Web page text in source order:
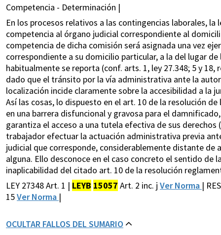
Competencia - Determinación |
En los procesos relativos a las contingencias laborales,
competencia al órgano judicial correspondiente al
competencia de dicha comisión será asignada una vez
correspondiente a su domicilio particular, a la del lugar
habitualmente se reporta (conf. arts. 1, ley 27.348; 5 y 18,
dado que el tránsito por la vía administrativa ante la
localización incide claramente sobre la accesibilidad a
Así las cosas, lo dispuesto en el art. 10 de la resolución
en una barrera disfuncional y gravosa para el
garantiza el acceso a una tutela efectiva de sus
trabajador efectuar la actuación administrativa previa
judicial que corresponde, considerablemente distante
alguna. Ello desconoce en el caso concreto el sentido de
inaplicabilidad del citado art. 10 de la resolución
LEY 27348 Art. 1 | LEYB 15057 Art. 2 inc. j Ver Norma |
15Ver Norma |
OCULTAR FALLOS DEL SUMARIO